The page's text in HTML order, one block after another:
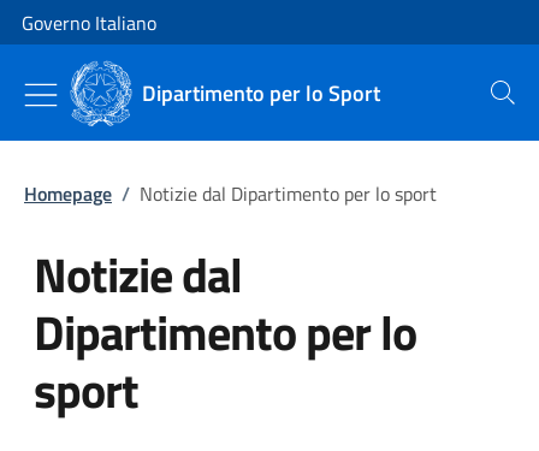
Vai al contenuto
Vai alla navigazione del sito
Governo Italiano
Dipartimento per lo Sport Cerca
Homepage / Notizie dal Dipartimento per lo sport
Notizie dal
Dipartimento per lo
sport